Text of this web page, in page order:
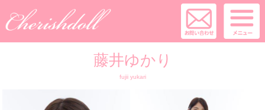
藤井ゆかり
fujii yukari